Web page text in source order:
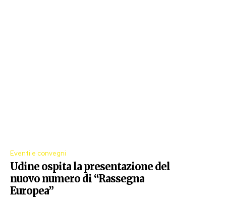
Eventi e convegni
Udine ospita la presentazione del
nuovo numero di “Rassegna
Europea”